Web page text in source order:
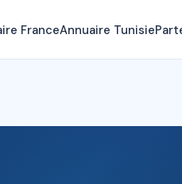
FranceAnnuaire Tunisie